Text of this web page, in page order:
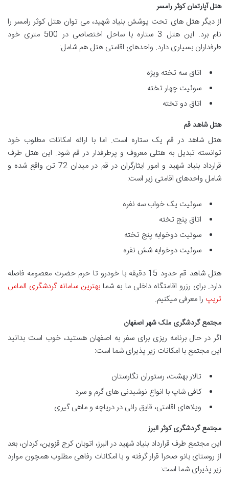
هتل آپارتمان کوثر رامسر
از دیگر هتل های تحت پوشش بنیاد شهید، می توان هتل کوثر رامسر را
نام برد. این هتل 3 ستاره با ساحل اختصاصی در 500 متری خود
طرفداران بسیاری دارد. واحدهای اقامتی هتل هم شامل:
اتاق سه تخته ویژه
سوئیت چهار تخته
اتاق دو تخته
هتل شاهد قم
هتل شاهد در قم یک ستاره است. اما با ارائه امکانات مطلوب خود
توانسته تبدیل به هتلی معروف و پرطرفدار در قم شود. این هتل طرف
قرارداد بنیاد شهید و امور ایثارگران در قم در میدان 72 تن واقع شده و
شامل واحدهای اقامتی زیر است:
سوئیت یک خواب سه نفره
اتاق پنج تخته
سوئیت دوخوابه پنج تخته
سوئیت دوخوابه شش نفره
هتل شاهد قم حدود 15 دقیقه با خودرو تا حرم حضرت معصومه فاصله
دارد. برای رزرو اقامتگاه داخلی ما به شما بهترین سامانه گردشگری الماس
تریپ را معرفی میکنیم.
مجتمع گردشگری ملک شهر اصفهان
اگر در حال برنامه ریزی برای سفر به اصفهان هستید، خوب است بدانید
این مجتمع با امکانات زیر پذیرای شما است:
تالار بهشت، رستوران نگارستان
کافی شاپ با انواع نوشیدنی های گرم و سرد
ویلاهای اقامتی، قایق رانی در دریاچه و ماهی گیری
مجتمع گردشگری کوثر البرز
این مجتمع طرف قرارداد بنیاد شهید در البرز، اتوبان کرج قزوین، کردان، بعد
از روستای بانو صحرا قرار گرفته و با امکانات رفاهی مطلوب همچون موارد
زیر پذیرای شما است: